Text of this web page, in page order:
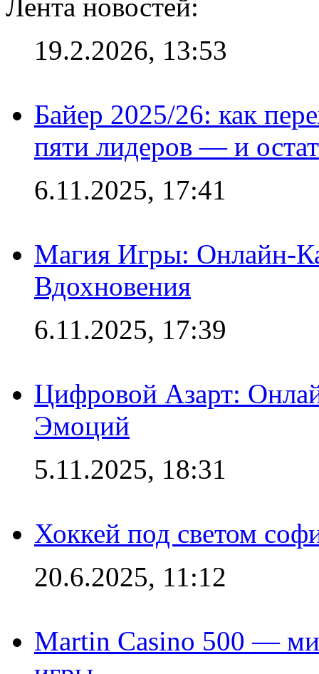
Лента новостей:
19.2.2026, 13:53
Байер 2025/26: как
пяти лидеров — и
6.11.2025, 17:41
Магия Игры: Онлайн-
Вдохновения
6.11.2025, 17:39
Цифровой Азарт:
Эмоций
5.11.2025, 18:31
Хоккей под светом
20.6.2025, 11:12
Martin Casino 500 —